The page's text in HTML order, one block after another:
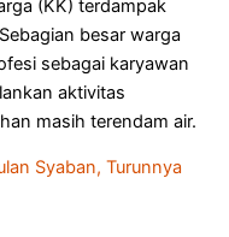
(KK) terdampak
besar warga
sebagai karyawan
aktivitas
masih terendam air.
Syaban, Turunnya